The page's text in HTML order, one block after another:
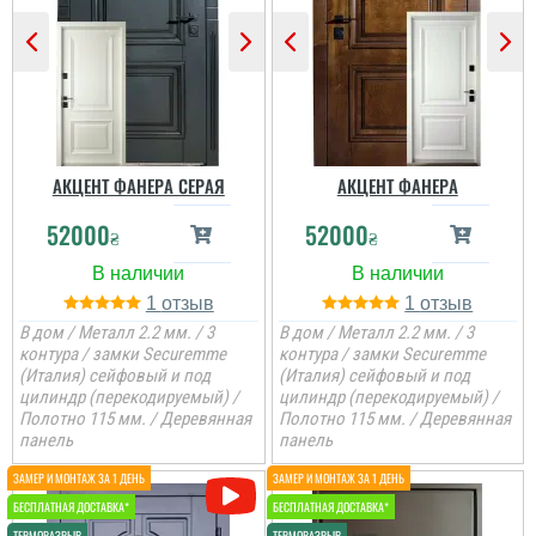
встановили швидко....
є в наявності, та хороша
ціна, мені потрібно були
закрить два проєми і
мене все влаштувало....
читати всі відгуки
АКЦЕНТ ФАНЕРА СЕРАЯ
52000₴
1
В дом / Металл 2.2 мм. / 3
контура / замки Securemme
(Италия) сейфовый и под
цилиндр (перекодируемый) /
Полотно 115 мм. / Деревянная
панель
АКЦЕНТ ФАНЕРА
52000₴
1
В дом / Металл 2.2 мм. / 3
контура / замки Securemme
(Италия) сейфовый и под
цилиндр (перекодируемый) /
Полотно 115 мм. / Деревянная
панель